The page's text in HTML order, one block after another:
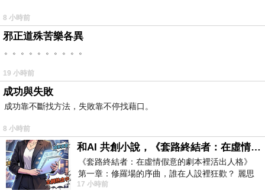
那天還有萬聖節活動欸！
果。
也是協班妹妹她們也有抱怨說留下來協助是沒做出啥東
園長聽聞又見證後就很生氣，然後看到老師們晚上吃吃喝
喝聊天許久是更生氣！
會生氣是自然的啊...
8 小時前
邪正道殊苦樂各異
。。。。。。。。。。
19 小時前
成功與失敗
成功靠不斷找方法，失敗靠不停找藉口。
8 小時前
和AI 共創小說，《套路終結者：在虛情假意的劇本裡活出人格》
《套路終結者：在虛情假意的劇本裡活出人格》
第一章：修羅場的序曲，誰在人設裡狂歡？ 麗思
卡爾頓酒店的總統套房內，燈光昏
17 小時前